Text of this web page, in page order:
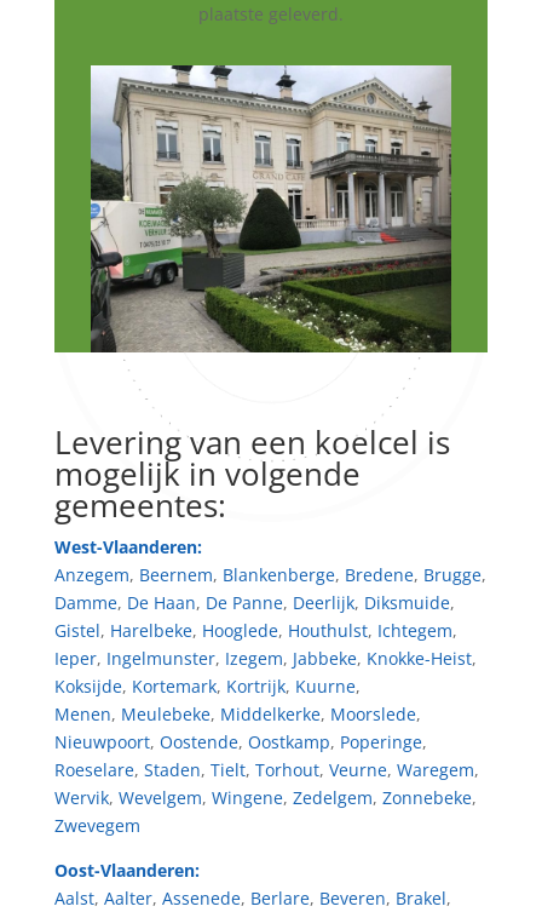
plaatste geleverd.
Levering van een koelcel is
mogelijk in volgende
gemeentes:
West-Vlaanderen:
Anzegem, Beernem, Blankenberge, Bredene, Brugge,
Damme, De Haan, De Panne, Deerlijk, Diksmuide,
Gistel, Harelbeke, Hooglede, Houthulst, Ichtegem,
Ieper, Ingelmunster, Izegem, Jabbeke, Knokke-Heist,
Koksijde, Kortemark, Kortrijk, Kuurne,
Menen, Meulebeke, Middelkerke, Moorslede,
Nieuwpoort, Oostende, Oostkamp, Poperinge,
Roeselare, Staden, Tielt, Torhout, Veurne, Waregem,
Wervik, Wevelgem, Wingene, Zedelgem, Zonnebeke,
Zwevegem
Oost-Vlaanderen:
Aalst, Aalter, Assenede, Berlare, Beveren, Brakel,